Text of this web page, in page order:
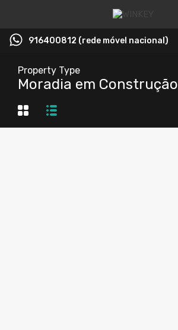
916400812 (rede móvel nacional)
Property Type
Moradia em Construção